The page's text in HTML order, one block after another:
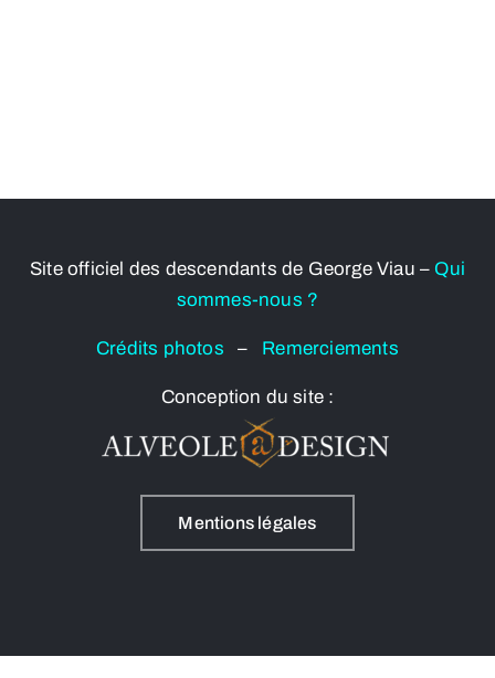
Site officiel des descendants de George Viau – Qui
sommes-nous ?
Crédits photos– Remerciements
Conception du site :
Mentions légales